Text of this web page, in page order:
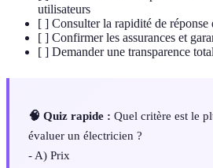
utilisateurs
[ ] Consulter la rapidité de réponse
[ ] Confirmer les assurances et
[ ] Demander une transparence
🧠 Quiz rapide : Quel critère est le
évaluer un électricien ?
- A) Prix